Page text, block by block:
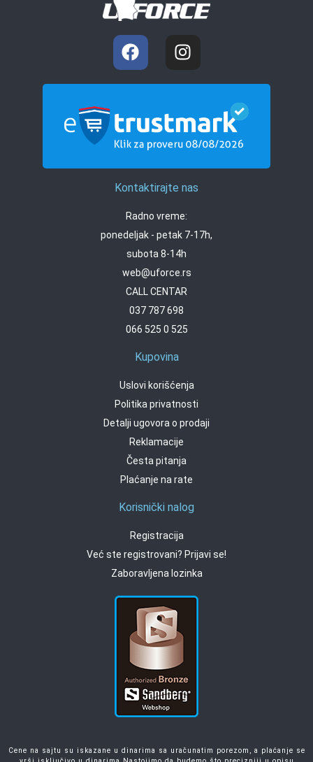
Kontaktirajte nas
Radno vreme:
ponedeljak - petak 7-17h,
subota 8-14h
web@uforce.rs
CALL CENTAR
037 787 698
066 525 0 525
Kupovina
Uslovi korišćenja
Politika privatnosti
Detalji ugovora o prodaji
Reklamacije
Česta pitanja
Plaćanje na rate
Korisnički nalog
Registracija
Već ste registrovani? Prijavi se!
Zaboravljena lozinka
Cene na sajtu su iskazane u dinarima sa uračunatim porezom, a plaćanje se